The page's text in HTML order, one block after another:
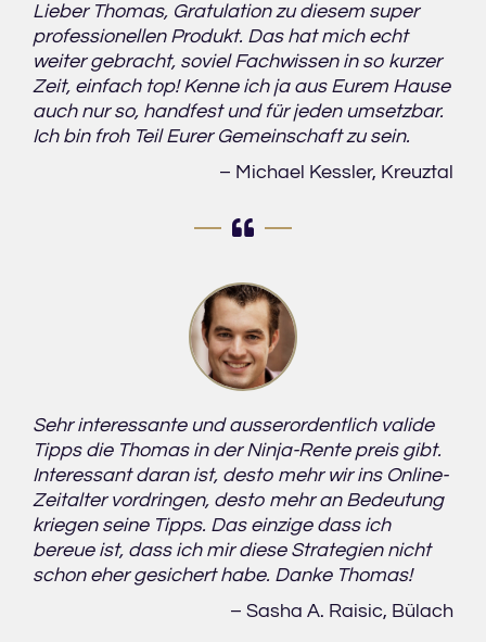
Lieber Thomas, Gratulation zu diesem super
professionellen Produkt. Das hat mich echt
weiter gebracht, soviel Fachwissen in so kurzer
Zeit, einfach top! Kenne ich ja aus Eurem Hause
auch nur so, handfest und für jeden umsetzbar.
Ich bin froh Teil Eurer Gemeinschaft zu sein.
– Michael Kessler, Kreuztal
Sehr interessante und ausserordentlich valide
Tipps die Thomas in der Ninja-Rente preis gibt.
Interessant daran ist, desto mehr wir ins Online-
Zeitalter vordringen, desto mehr an Bedeutung
kriegen seine Tipps. Das einzige dass ich
bereue ist, dass ich mir diese Strategien nicht
schon eher gesichert habe. Danke Thomas!
– Sasha A. Raisic, Bülach